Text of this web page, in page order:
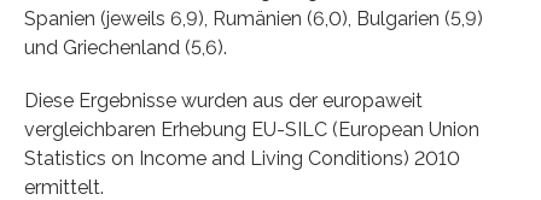
Spanien (jeweils 6,9), Rumänien (6,0), Bulgarien (5,9)
und Griechenland (5,6).
Diese Ergebnisse wurden aus der europaweit
vergleichbaren Erhebung EU-SILC (European Union
Statistics on Income and Living Conditions) 2010
ermittelt.